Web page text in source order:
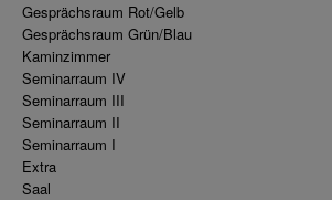
Gesprächsraum Rot/Gelb
Gesprächsraum Grün/Blau
Kaminzimmer
Seminarraum IV
Seminarraum III
Seminarraum II
Seminarraum I
Extra
Saal